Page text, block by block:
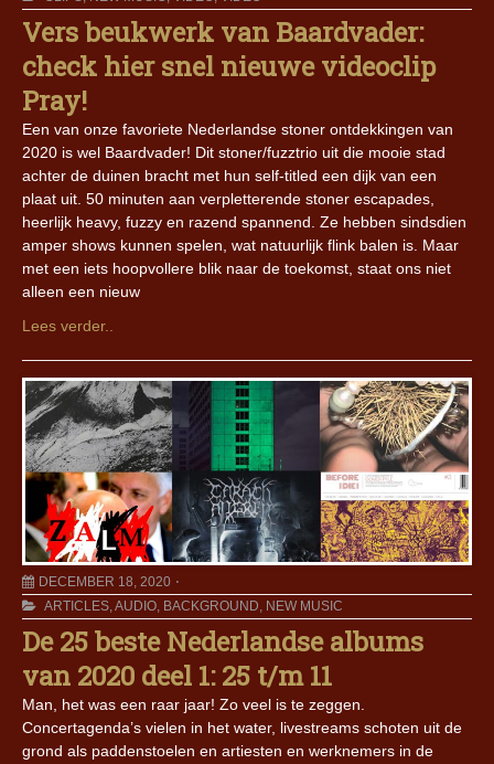
Vers beukwerk van Baardvader:
check hier snel nieuwe videoclip
Pray!
Een van onze favoriete Nederlandse stoner ontdekkingen van
2020 is wel Baardvader! Dit stoner/fuzztrio uit die mooie stad
achter de duinen bracht met hun self-titled een dijk van een
plaat uit. 50 minuten aan verpletterende stoner escapades,
heerlijk heavy, fuzzy en razend spannend. Ze hebben sindsdien
amper shows kunnen spelen, wat natuurlijk flink balen is. Maar
met een iets hoopvollere blik naar de toekomst, staat ons niet
alleen een nieuw
Lees verder..
DECEMBER 18, 2020
ARTICLES,AUDIO, BACKGROUND, NEW MUSIC
De 25 beste Nederlandse albums
van 2020 deel 1: 25 t/m 11
Man, het was een raar jaar! Zo veel is te zeggen.
Concertagenda’s vielen in het water, livestreams schoten uit de
grond als paddenstoelen en artiesten en werknemers in de